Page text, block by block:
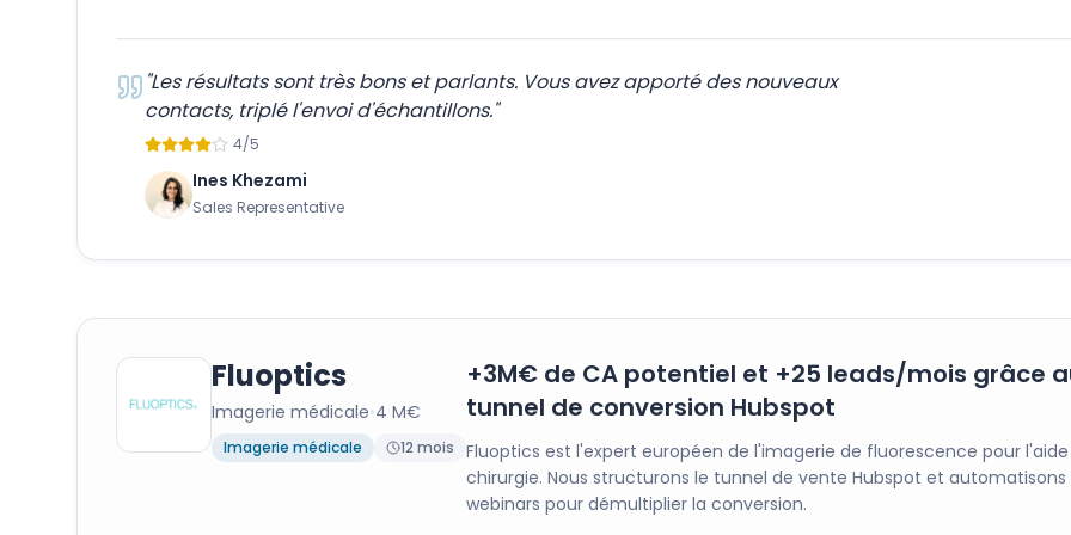
"Les résultats sont très bons et parlants. Vous avez apporté des nouveaux
contacts, triplé l'envoi d'échantillons."
4/5
Ines Khezami
Sales Representative
Fluoptics
Imagerie médicale•4 M€
Imagerie médicale 12 mois
+3M€ de CA potentiel et +25 leads/mois grâce
tunnel de conversion Hubspot
Fluoptics est l'expert européen de l'imagerie de fluorescence pour l'aide
chirurgie. Nous structurons le tunnel de vente Hubspot et automatisons
webinars pour démultiplier la conversion.